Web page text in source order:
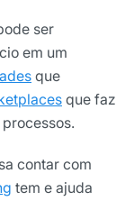
ser
em um
que
que faz
contar com
tem e ajuda